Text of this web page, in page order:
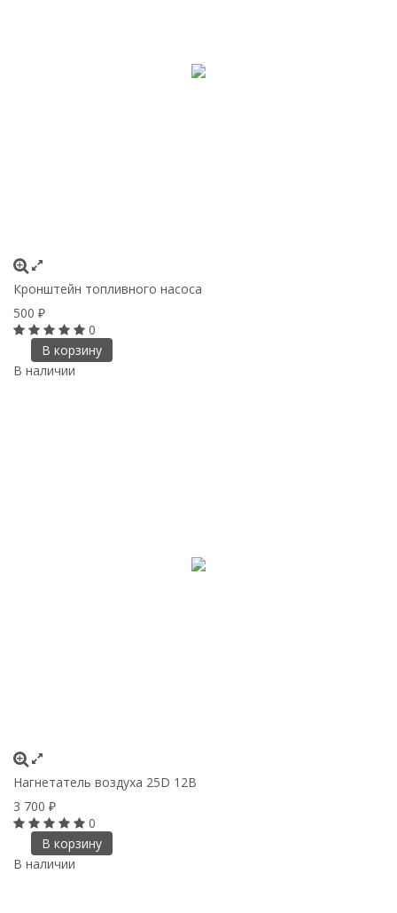
Кронштейн топливного насоса
500 ₽
0
В корзину
В наличии
Нагнетатель воздуха 25D 12В
3 700 ₽
0
В корзину
В наличии